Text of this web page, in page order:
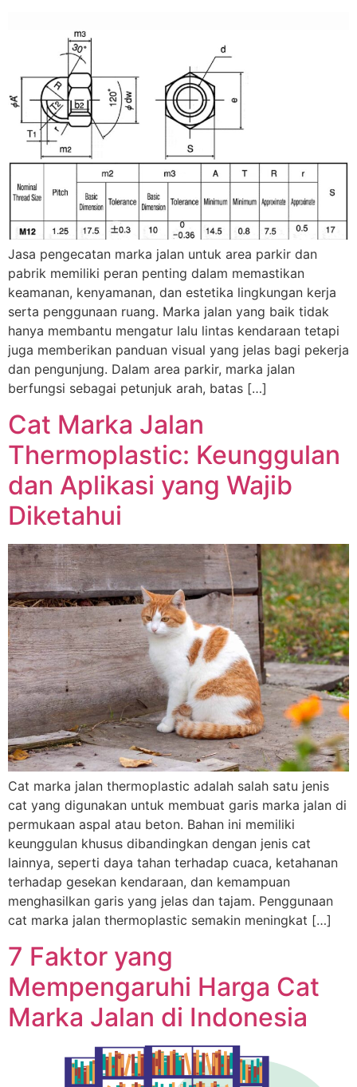
Jasa pengecatan marka jalan untuk area parkir dan
pabrik memiliki peran penting dalam memastikan
keamanan, kenyamanan, dan estetika lingkungan kerja
serta penggunaan ruang. Marka jalan yang baik tidak
hanya membantu mengatur lalu lintas kendaraan tetapi
juga memberikan panduan visual yang jelas bagi pekerja
dan pengunjung. Dalam area parkir, marka jalan
berfungsi sebagai petunjuk arah, batas […]
Cat Marka Jalan
Thermoplastic: Keunggulan
dan Aplikasi yang Wajib
Diketahui
Cat marka jalan thermoplastic adalah salah satu jenis
cat yang digunakan untuk membuat garis marka jalan di
permukaan aspal atau beton. Bahan ini memiliki
keunggulan khusus dibandingkan dengan jenis cat
lainnya, seperti daya tahan terhadap cuaca, ketahanan
terhadap gesekan kendaraan, dan kemampuan
menghasilkan garis yang jelas dan tajam. Penggunaan
cat marka jalan thermoplastic semakin meningkat […]
7 Faktor yang
Mempengaruhi Harga Cat
Marka Jalan di Indonesia